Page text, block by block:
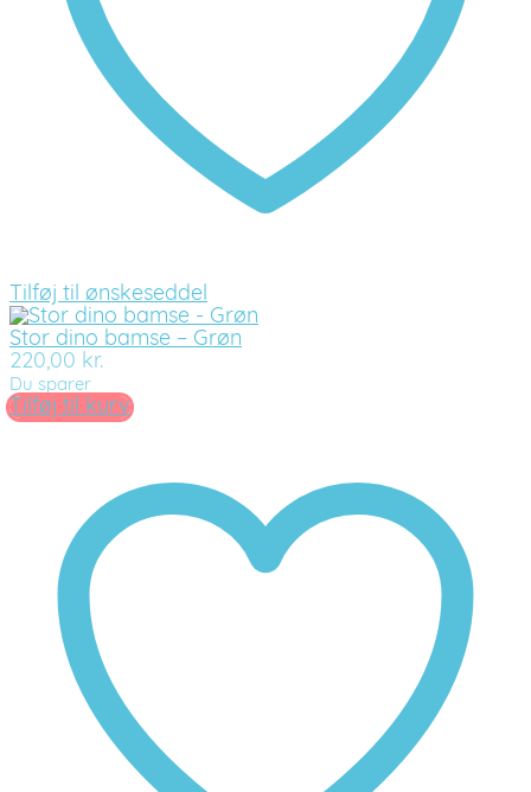
Tilføj til ønskeseddel
Stor dino bamse – Grøn
220,00 kr.
Du sparer
Tilføj til kurv